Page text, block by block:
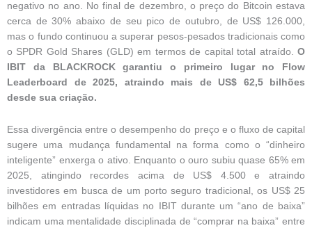
negativo no ano. No final de dezembro, o preço do Bitcoin estava
cerca de 30% abaixo de seu pico de outubro, de US$ 126.000,
mas o fundo continuou a superar pesos-pesados tradicionais como
o SPDR Gold Shares (GLD) em termos de capital total atraído. O
IBIT da BLACKROCK garantiu o primeiro lugar no Flow
Leaderboard de 2025, atraindo mais de US$ 62,5 bilhões
desde sua criação.
Essa divergência entre o desempenho do preço e o fluxo de capital
sugere uma mudança fundamental na forma como o “dinheiro
inteligente” enxerga o ativo. Enquanto o ouro subiu quase 65% em
2025, atingindo recordes acima de US$ 4.500 e atraindo
investidores em busca de um porto seguro tradicional, os US$ 25
bilhões em entradas líquidas no IBIT durante um “ano de baixa”
indicam uma mentalidade disciplinada de “comprar na baixa” entre